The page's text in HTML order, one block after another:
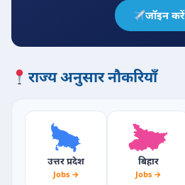
जॉइन करें
राज्य अनुसार नौकरियाँ
उत्तर प्रदेश
Jobs →
बिहार
Jobs →